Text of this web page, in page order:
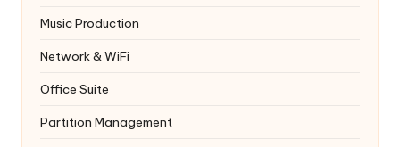
Music Production
Network & WiFi
Office Suite
Partition Management